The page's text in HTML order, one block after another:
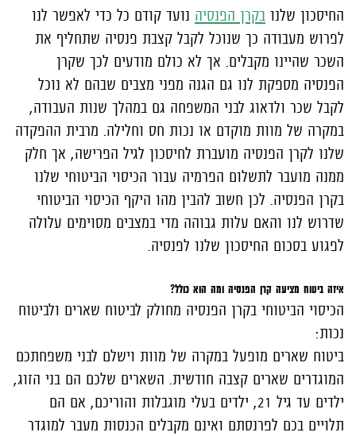
החיסכון שלנו בקרן הפנסיה נועד קודם כל כדי לאפשר לנו
לפרוש מעבודה כך שנוכל לקבל קצבת פנסיה שתחליף את
השכר שהיינו מקבלים. אך לא כולם מודעים לכך שקרן
הפנסיה מספקת לנו גם הגנה מפני מצבים שבהם לא נוכל
לקבל שכר ולדאוג לבני המשפחה גם במהלך שנות העבודה,
במקרה של מוות מוקדם או נכות חס וחלילה. מרבית ההפקדה
שלנו לקרן הפנסיה מועברת לחיסכון לגיל הפרישה, אך חלק
ממנה מועבר לתשלום הפרמיה עבור הכיסוי הביטוחי שלנו
בקרן הפנסיה. לכן חשוב להבין מהו היקף הכיסוי הביטוחי
שדרוש לנו והאם עלות גבוהה מדי במצבים מסוימים עלולה
לפגוע בסכום החיסכון שלנו לפנסיה.
איזה ביטוח מציעה קרן הפנסיה ומה הוא כולל?
הכיסוי הביטוחי בקרן הפנסיה מחולק לביטוח שארים ולביטוח
נכות:
ביטוח שארים מופעל במקרה של מוות וישלם לבני משפחתכם
המוגדרים שארים קצבה חודשית. השארים שלכם הם בני הזוג,
ילדים עד גיל 21, ילדים בעלי מוגבלות והוריכם, אם הם
תלויים בכם לפרנסתם ואינם מקבלים הכנסות מעבר למוגדר